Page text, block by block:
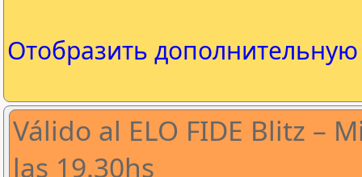
Отобразить
Válido al ELO FIDE Blitz –
las 19.30hs